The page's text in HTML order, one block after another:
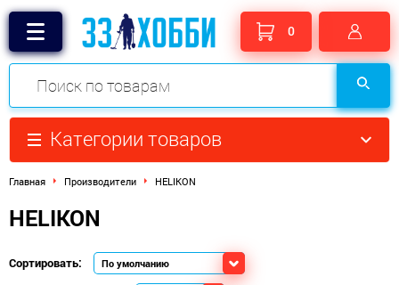
0
Категории товаров
Главная Производители HELIKON
HELIKON
Сортировать: